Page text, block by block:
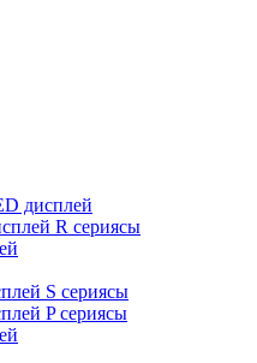
дисплей
R сериясы
S сериясы
P сериясы